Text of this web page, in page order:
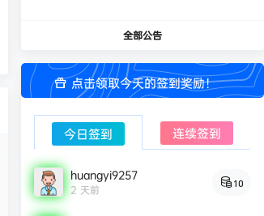
全部公告
点击领取今天的签到奖励！
今日签到 连续签到
huangyi9257
2 天前 10